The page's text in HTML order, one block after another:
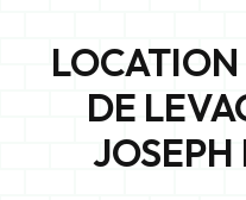
DE
JOSEPH